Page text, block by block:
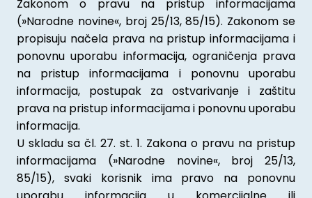
Zakonom o pravu na pristup informacijama
(»Narodne novine«, broj 25/13, 85/15). Zakonom se
propisuju načela prava na pristup informacijama i
ponovnu uporabu informacija, ograničenja prava
na pristup informacijama i ponovnu uporabu
informacija, postupak za ostvarivanje i zaštitu
prava na pristup informacijama i ponovnu uporabu
informacija.
U skladu sa čl. 27. st. 1. Zakona o pravu na pristup
informacijama (»Narodne novine«, broj 25/13,
85/15), svaki korisnik ima pravo na ponovnu